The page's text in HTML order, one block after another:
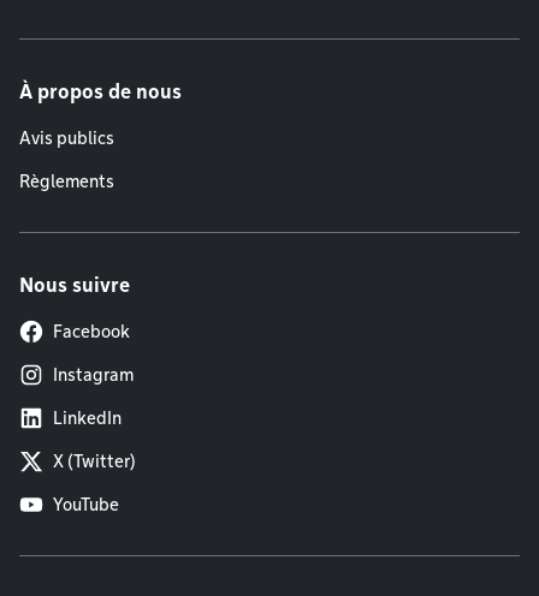
À propos de nous
Avis publics
Règlements
Nous suivre
Facebook
Instagram
LinkedIn
X (Twitter)
YouTube